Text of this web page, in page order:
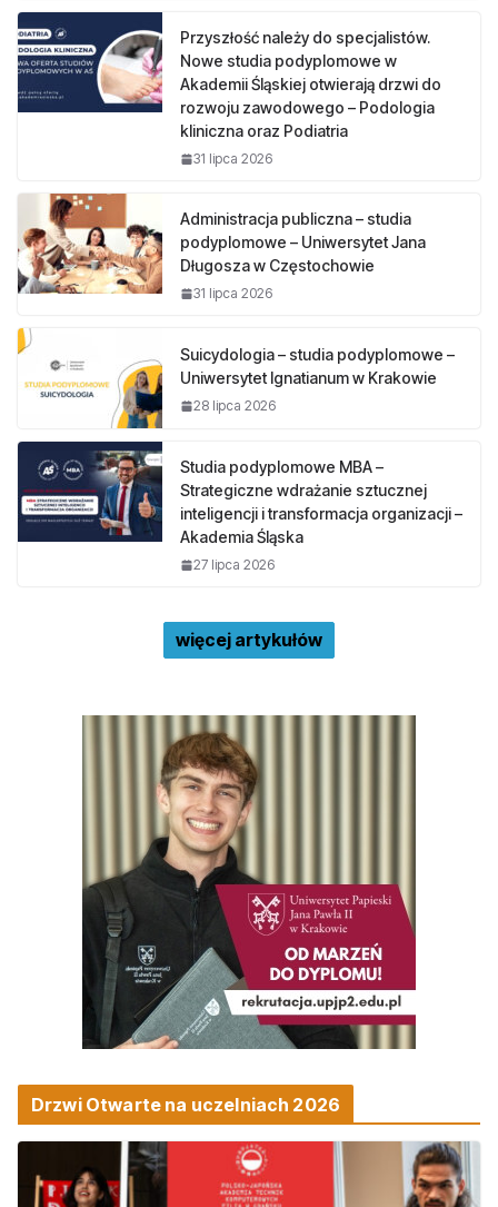
Przyszłość należy do specjalistów.
Nowe studia podyplomowe w
Akademii Śląskiej otwierają drzwi do
rozwoju zawodowego – Podologia
kliniczna oraz Podiatria
31 lipca 2026
Administracja publiczna – studia
podyplomowe – Uniwersytet Jana
Długosza w Częstochowie
31 lipca 2026
Suicydologia – studia podyplomowe –
Uniwersytet Ignatianum w Krakowie
28 lipca 2026
Studia podyplomowe MBA –
Strategiczne wdrażanie sztucznej
inteligencji i transformacja organizacji –
Akademia Śląska
27 lipca 2026
więcej artykułów
Drzwi Otwarte na uczelniach 2026